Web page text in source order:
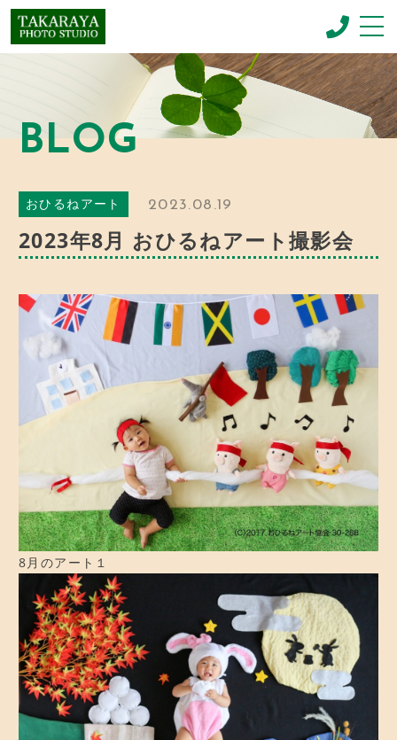
CONCEPT
コンセプト
NEWBORN PHOTO
ニューボーンフォト
MENU & PRICE
メニュー
GALLERY
ギャラリー
BLOG
お知らせ
SHOP INFO
店舗情報
お問い合わせ
ご予約
アクセス
BLOG
おひるねアート 2023.08.19
2023年8月 おひるねアート撮影会
8月のアート１